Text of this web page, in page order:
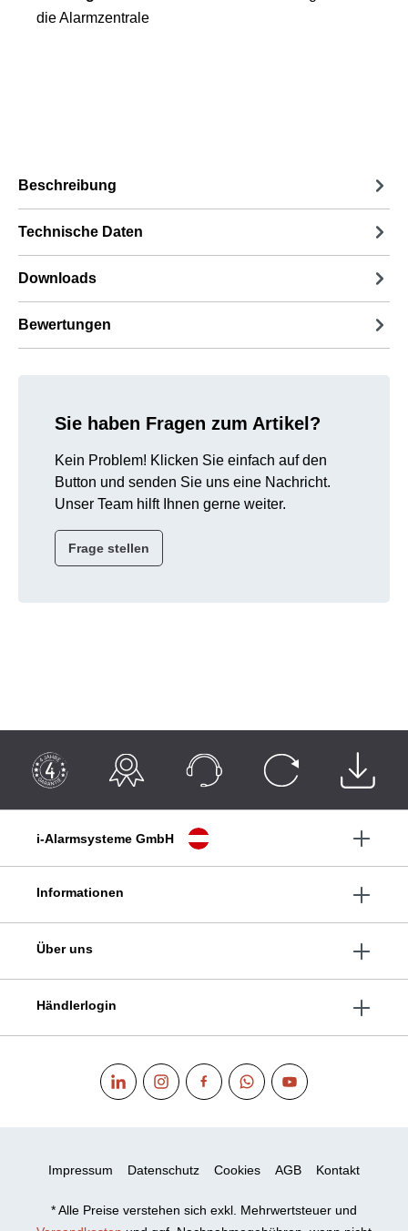
die Alarmzentrale
Beschreibung
Technische Daten
Downloads
Bewertungen
Sie haben Fragen zum Artikel?
Kein Problem! Klicken Sie einfach auf den
Button und senden Sie uns eine Nachricht.
Unser Team hilft Ihnen gerne weiter.
Frage stellen
i-Alarmsysteme GmbH
Informationen
Über uns
Händlerlogin
Impressum Datenschutz Cookies AGB Kontakt
* Alle Preise verstehen sich exkl. Mehrwertsteuer und